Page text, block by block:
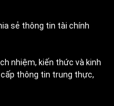
sẻ thông tin tài chính
nhiệm, kiến thức và kinh
thông tin trung thực,